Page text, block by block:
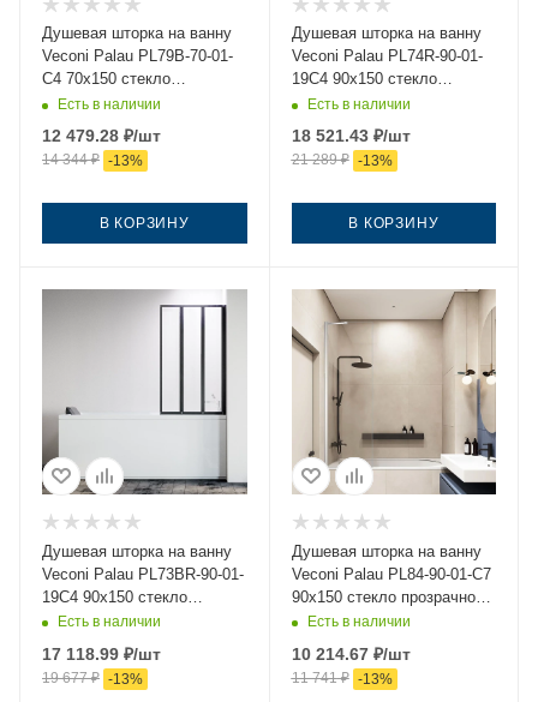
Душевая шторка на ванну
Veconi Palau PL79B-70-01-
C4 70х150 стекло
прозрачное профиль
черный ориентация
универсальная
Есть в наличии
12 479.28 ₽/шт
14 344₽ -13%
В КОРЗИНУ
Душевая шторка на ванну
Veconi Palau PL74R-90-01-
19C4 90х150 стекло
прозрачное профиль хром
ориентация правая
Есть в наличии
18 521.43₽/шт
21 289₽ -13%
В КОРЗИНУ
Душевая шторка на ванну
Veconi Palau PL73BR-90-01-
19C4 90х150 стекло
прозрачное профиль
Есть в наличии
17 118.99 ₽/шт
19 677₽ -13%
Душевая шторка на ванну
Veconi Palau PL84-90-01-C7
90х150 стекло прозрачное
профиль хром ориентация
Есть в наличии
10 214.67₽/шт
11 741₽ -13%